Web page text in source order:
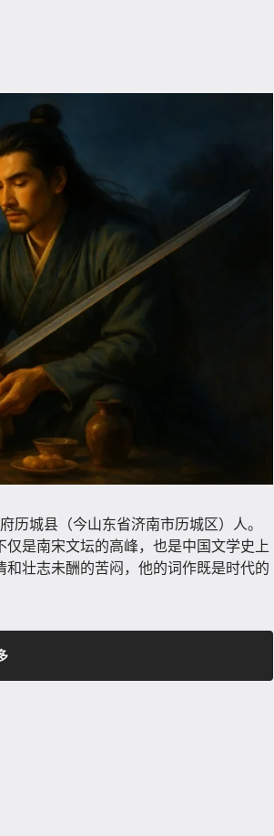
历城县（今山东省济南市历城区）人。
是南宋文坛的高峰，也是中国文学史上
壮志未酬的苦闷，他的词作既是时代的